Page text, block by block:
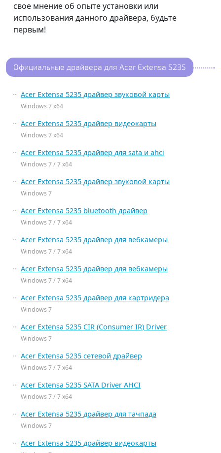
свое мнение об опыте установки или
использования данного драйвера, будьте
первым!
Официальные драйвера для Acer Extensa 5235
Acer Extensa 5235 драйвер звуковой карты
Windows 7 x64
Acer Extensa 5235 драйвер видеокарты
Windows 7 x64
Acer Extensa 5235 драйвер для sata и ahci
Windows 7 / 7 x64
Acer Extensa 5235 драйвер звуковой карты
Windows 7
Acer Extensa 5235 bluetooth драйвер
Windows 7 / 7 x64
Acer Extensa 5235 драйвер для вебкамеры
Windows 7 / 7 x64
Acer Extensa 5235 драйвер для вебкамеры
Windows 7 / 7 x64
Acer Extensa 5235 драйвер для картридера
Windows 7
Acer Extensa 5235 CIR (Consumer IR) Driver
Windows 7
Acer Extensa 5235 сетевой драйвер
Windows 7 / 7 x64
Acer Extensa 5235 SATA Driver AHCI
Windows 7 / 7 x64
Acer Extensa 5235 драйвер для тачпада
Windows 7
Acer Extensa 5235 драйвер видеокарты